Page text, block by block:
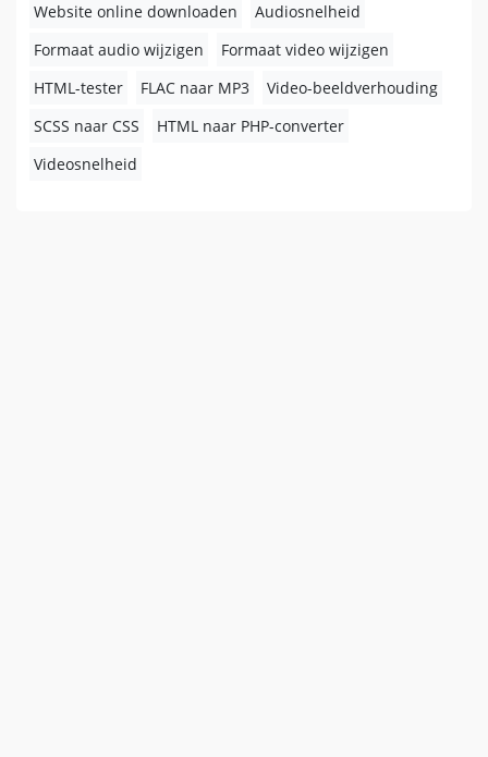
Website online downloaden
Audiosnelheid
Formaat audio wijzigen
Formaat video wijzigen
HTML-tester
FLAC naar MP3
Video-beeldverhouding
SCSS naar CSS
HTML naar PHP-converter
Videosnelheid